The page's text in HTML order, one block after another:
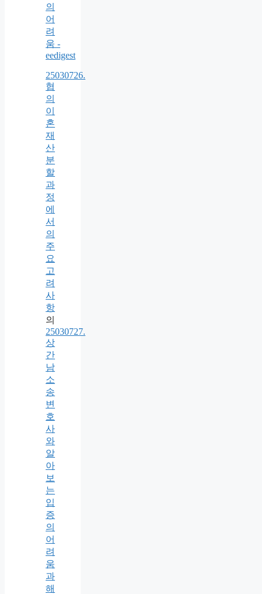
의
어
려
움 -
eedigest
25030726.
협
의
이
혼
재
산
분
할
과
정
에
서
의
주
요
고
려
사
항
의
25030727.
상
간
남
소
송
변
호
사
와
알
아
보
는
입
증
의
어
려
움
과
해